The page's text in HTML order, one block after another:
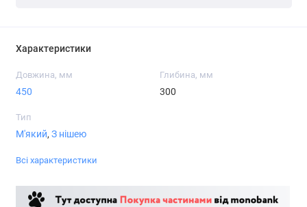
Характеристики
Довжина, мм
450
Глибина, мм
300
Тип
М'який, З нішею
Всі характеристики